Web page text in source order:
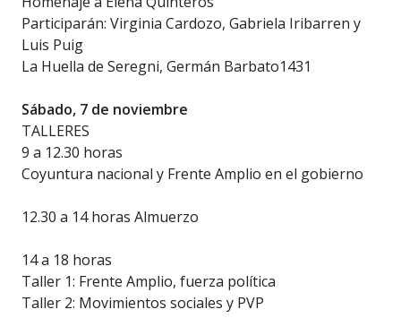
Participarán: Virginia Cardozo, Gabriela Iribarren y
Luis Puig
La Huella de Seregni, Germán Barbato1431
Sábado, 7 de noviembre
TALLERES
9 a 12.30 horas
Coyuntura nacional y Frente Amplio en el gobierno
12.30 a 14 horas Almuerzo
14 a 18 horas
Taller 1: Frente Amplio, fuerza política
Taller 2: Movimientos sociales y PVP